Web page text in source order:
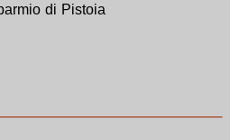
di Pistoia